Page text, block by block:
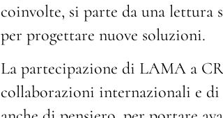
coinvolte, si parte da una lettura
per progettare nuove soluzioni.
La partecipazione di LAMA a
collaborazioni internazionali e di